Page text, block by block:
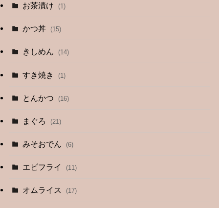
お茶漬け (1)
かつ丼 (15)
きしめん (14)
すき焼き (1)
とんかつ (16)
まぐろ (21)
みそおでん (6)
エビフライ (11)
オムライス (17)